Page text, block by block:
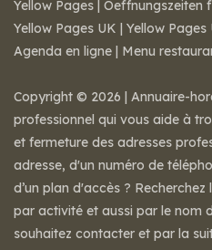
Yellow Pages | Oeffnungszeiten
Yellow Pages UK | Yellow Pages
Agenda en ligne | Menu
Copyright © 2026 | Annuaire-
professionnel qui vous aide à
et fermeture des adresses
adresse, d'un numéro de
d’un plan d'accès ?
par activité et aussi par le nom
souhaitez contacter et par la